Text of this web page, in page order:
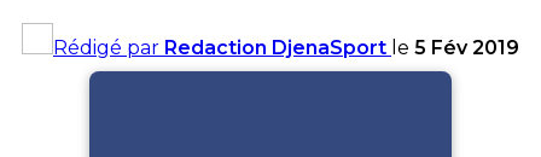
Rédigé par Redaction DjenaSport le 5 Fév 2019